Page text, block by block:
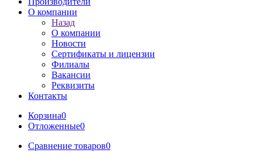
О компании
Назад
О компании
Новости
Сертификаты и лицензии
Филиалы
Вакансии
Реквизиты
Контакты
Корзина0
Отложенные0
Сравнение товаров0